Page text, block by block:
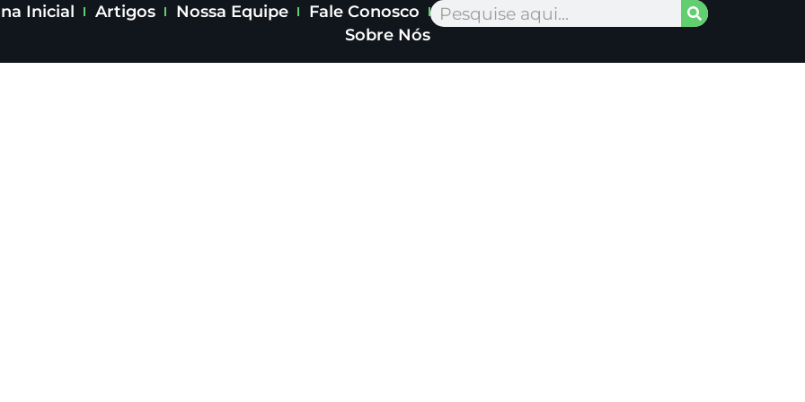
Pesquisar
Inicial Artigos Nossa Equipe
Fale Conosco
Sobre Nós